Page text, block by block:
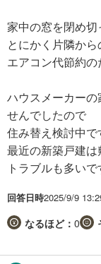
家中の窓を閉め切
とにかく片隣か
エアコン代節約
ハウスメーカー
せんでしたので
住み替え検討中で
最近の新築戸建
トラブルも多いで
回答日時2025/9/9
なるほど： 0